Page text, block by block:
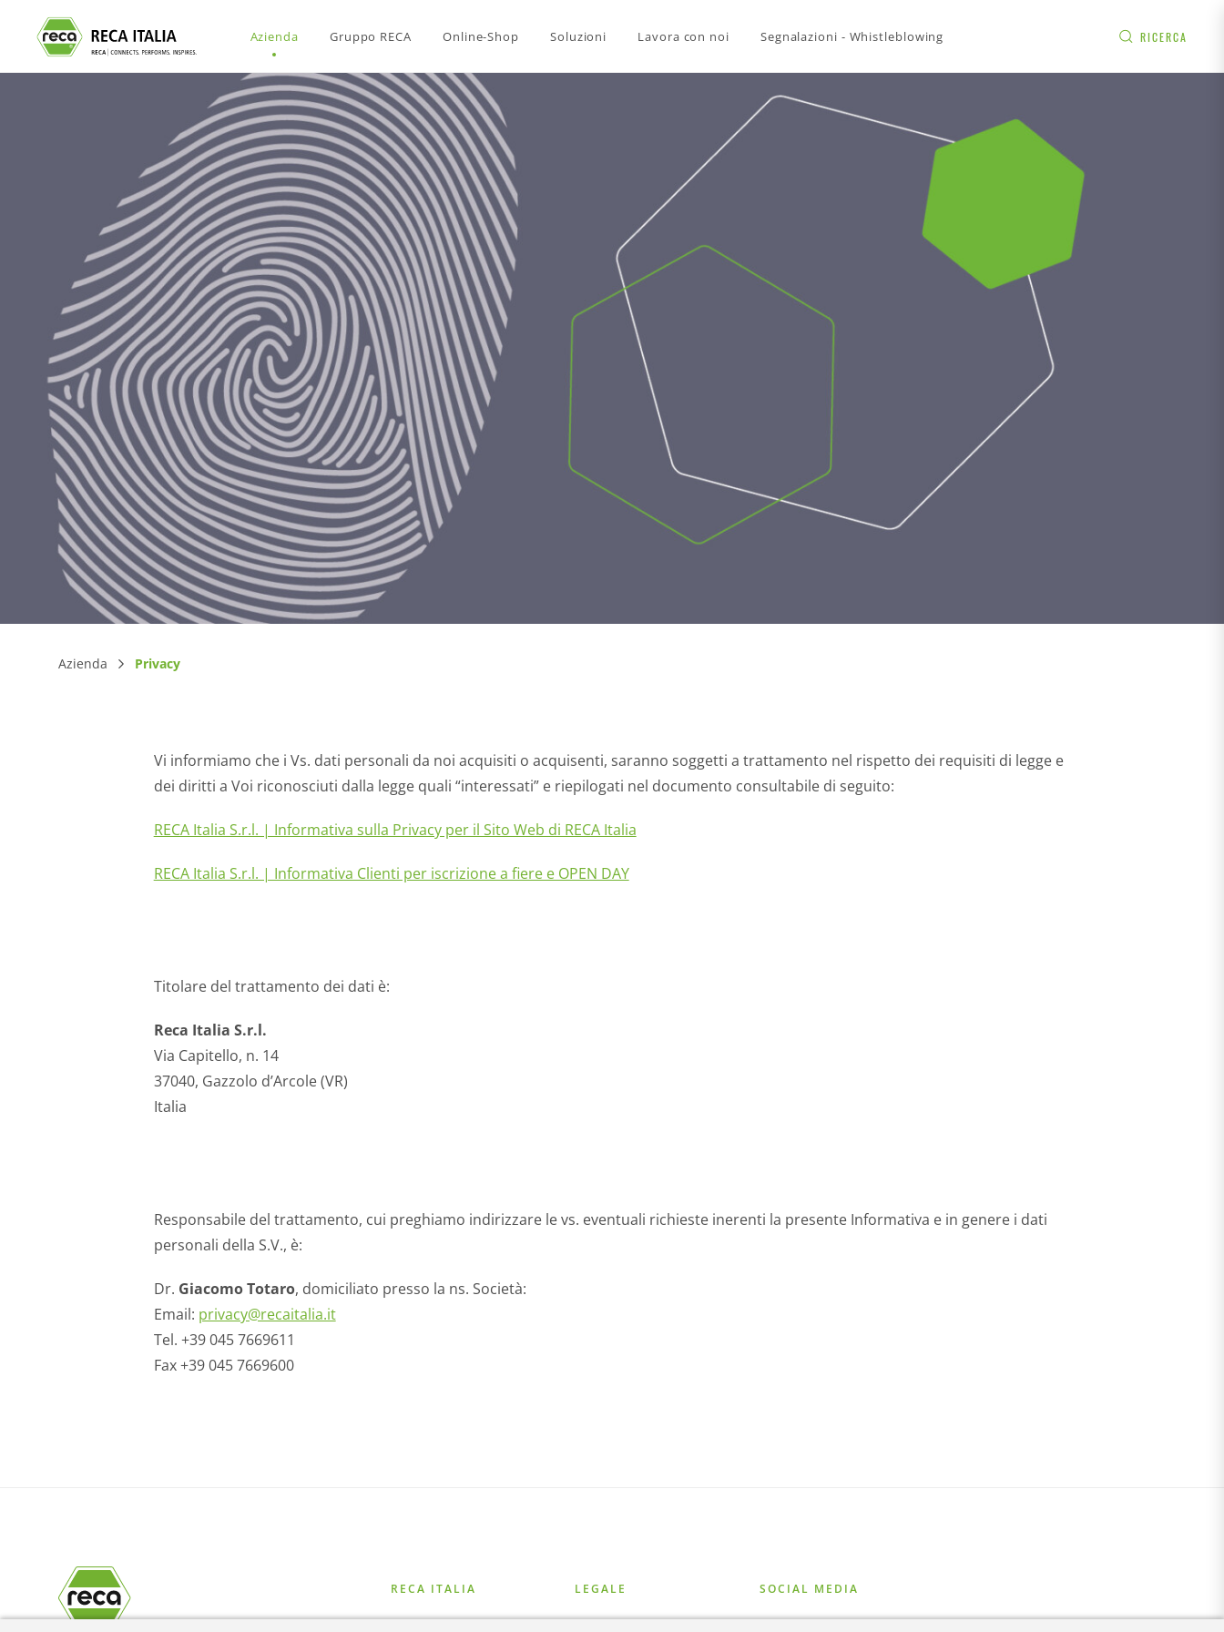
Azienda Gruppo RECA Online-Shop Soluzioni Lavora con noi Segnalazioni - Whistleblowing RICERCA
Azienda Privacy
Vi informiamo che i Vs. dati personali da noi acquisiti o acquisenti, saranno soggetti a trattamento nel rispetto dei requisiti di legge e
dei diritti a Voi riconosciuti dalla legge quali “interessati” e riepilogati nel documento consultabile di seguito:
RECA Italia S.r.l. | Informativa sulla Privacy per il Sito Web di RECA Italia
RECA Italia S.r.l. | Informativa Clienti per iscrizione a fiere e OPEN DAY
Titolare del trattamento dei dati è:
Reca Italia S.r.l.
Via Capitello, n. 14
37040, Gazzolo d’Arcole (VR)
Italia
Responsabile del trattamento, cui preghiamo indirizzare le vs. eventuali richieste inerenti la presente Informativa e in genere i dati
personali della S.V., è:
Dr. Giacomo Totaro, domiciliato presso la ns. Società:
Email: privacy@recaitalia.it
Tel. +39 045 7669611
Fax +39 045 7669600
RECA ITALIA LEGALE SOCIAL MEDIA